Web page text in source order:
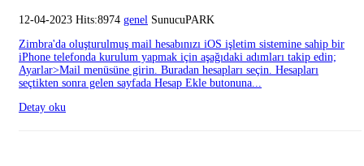
12-04-2023 Hits:8974 genel SunucuPARK
Zimbra'da oluşturulmuş mail hesabınızı iOS işletim sistemine sahip bir
iPhone telefonda kurulum yapmak için aşağıdaki adımları takip edin;
Ayarlar>Mail menüsüne girin. Buradan hesapları seçin. Hesapları
seçtikten sonra gelen sayfada Hesap Ekle butonuna...
Detay oku